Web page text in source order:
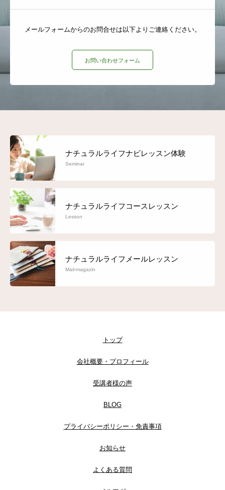
メールフォームからのお問合せは以下よりご連絡ください。
お問い合わせフォーム
ナチュラルライフナビレッスン体験
Seminar
ナチュラルライフコースレッスン
Lesson
ナチュラルライフメールレッスン
Mail-magazin
トップ
会社概要・プロフィール
受講者様の声
BLOG
プライバシーポリシー・免責事項
お知らせ
よくある質問